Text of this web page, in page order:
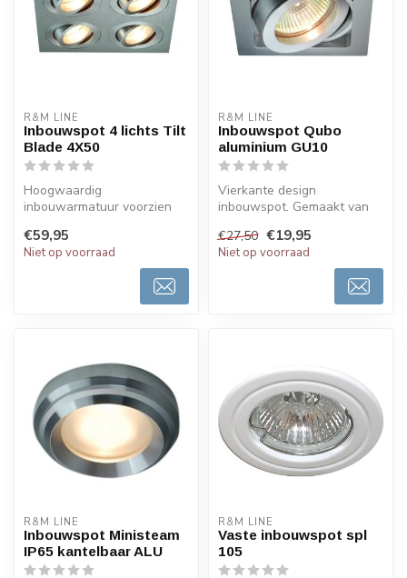
R&M LINE
Inbouwspot 4 lichts Tilt
Blade 4X50
Hoogwaardig
inbouwarmatuur voorzien
gemaakt van mat ...
€59,95
Niet op voorraad
R&M LINE
Inbouwspot Qubo
aluminium GU10
Vierkante design
inbouwspot. Gemaakt van
metaal. De in...
€27,50 €19,95
Niet op voorraad
R&M LINE
Inbouwspot Ministeam
IP65 kantelbaar ALU
R&M LINE
Vaste inbouwspot spl
105